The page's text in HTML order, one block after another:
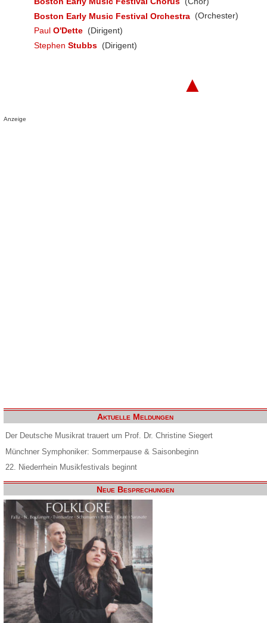
Boston Early Music Festival Orchestra (Orchester)
Paul O'Dette (Dirigent)
Stephen Stubbs (Dirigent)
▲
Anzeige
Aktuelle Meldungen
Der Deutsche Musikrat trauert um Prof. Dr. Christine Siegert
Münchner Symphoniker: Sommerpause & Saisonbeginn
22. Niederrhein Musikfestivals beginnt
Neue Besprechungen